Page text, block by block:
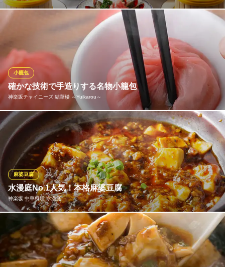
中国菜 膳楽房
地下鉄南北線飯田橋駅B3番出口 徒歩1分
旬の食材を和の調理方法と中華の調理技法を融合させ独創的な世
界観でお届け致します。更に、厳選のワインを揃えております。
魅惑のマリアージュをお楽しみください。
福全徳
本格広東中華×個室完備
地下鉄有楽町線飯田橋駅 徒歩3分
東京都新宿区神楽坂3-1-26
確かな技術で手造りする名物小籠包
神楽坂チャイニーズ 結華楼 ～Yuikarou～
小籠包
点心の銘店『鼎泰豐』を始め、数々の有名店でその技術を磨いた
料理長が作る点心。その真骨頂はやはり「小籠包」。丸二日間煮
込んで完成させる絶品スープに、薄くしなやかな皮、そこから溢
れ出す濃厚なスープと具材が奏でる珠玉のハーモニーを、是非と
もその味わいを体感して下さい。
神楽坂チャイニーズ 結華楼 ～Yuikarou～
完全個室★神楽坂中華
地下鉄飯田橋駅 徒歩3分
東京都新宿区神楽坂3-2 木村屋ビル5F
水漫庭No.1人気！本格麻婆豆腐
神楽坂 中華料理 水漫庭
麻婆豆腐
リピーター多数！当店の看板メニュー、本格四川風の麻婆豆腐！
山椒を使用し、ほどよくピリ辛で癖になる味わいで大変ご好評い
ただいております。麻婆豆腐のほかに、麻婆丼、麻婆麺などもご
用意。いずれも定番人気メニューとしてご注文いただいておりま